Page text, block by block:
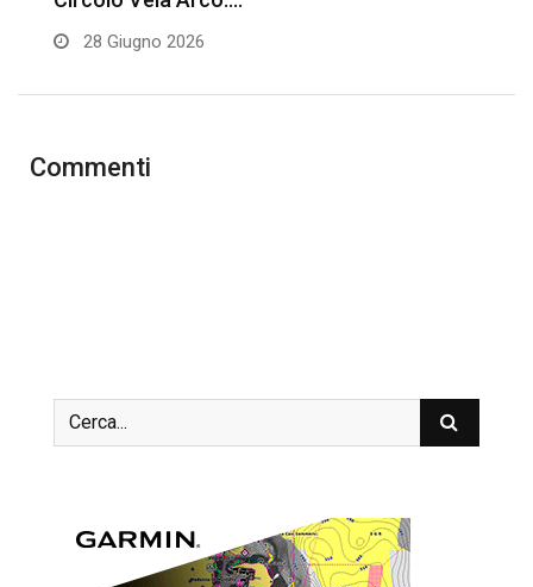
28 Giugno 2026
Commenti